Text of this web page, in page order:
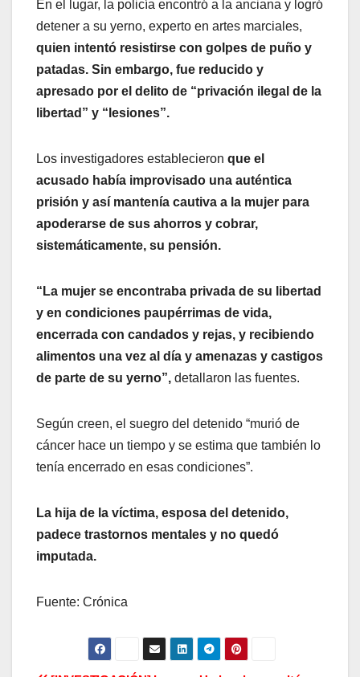
En el lugar, la policía encontró a la anciana y logró
detener a su yerno, experto en artes marciales,
quien intentó resistirse con golpes de puño y
patadas. Sin embargo, fue reducido y
apresado por el delito de “privación ilegal de la
libertad” y “lesiones”.
Los investigadores establecieron que el
acusado había improvisado una auténtica
prisión y así mantenía cautiva a la mujer para
apoderarse de sus ahorros y cobrar,
sistemáticamente, su pensión.
“La mujer se encontraba privada de su libertad
y en condiciones paupérrimas de vida,
encerrada con candados y rejas, y recibiendo
alimentos una vez al día y amenazas y castigos
de parte de su yerno”, detallaron las fuentes.
Según creen, el suegro del detenido “murió de
cáncer hace un tiempo y se estima que también lo
tenía encerrado en esas condiciones”.
La hija de la víctima, esposa del detenido,
padece trastornos mentales y no quedó
imputada.
Fuente: Crónica